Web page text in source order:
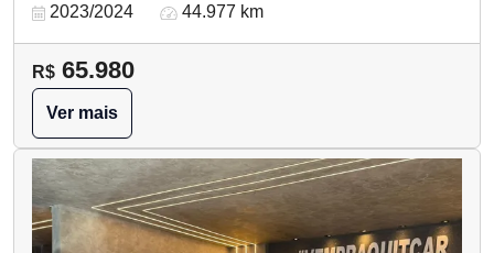
2023/2024 44.977 km
R$ 65.980
Ver mais